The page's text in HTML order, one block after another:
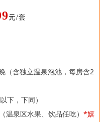
元/套
（含独立温泉泡池，每房含2
下，下同）
温泉区水果、饮品任吃） *嬉